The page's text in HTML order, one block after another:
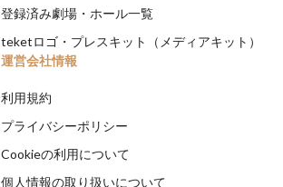
登録済み劇場・ホール一覧
teketロゴ・プレスキット（メディアキット）
運営会社情報
利用規約
プライバシーポリシー
Cookieの利用について
個人情報の取り扱いについて